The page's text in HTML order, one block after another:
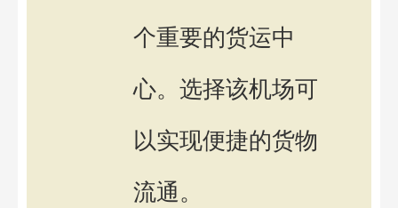
个重要的货运中
心。选择该机场可
以实现便捷的货物
流通。